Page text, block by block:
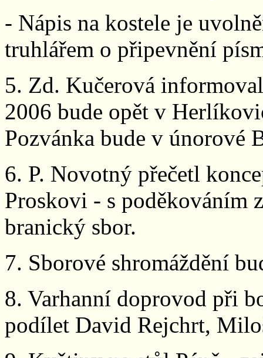
- Nápis na kostele je
truhlářem o připevnění
5. Zd. Kučerová
2006 bude opět v
Pozvánka bude v únorové
6. P. Novotný přečetl
Proskovi - s poděkováním
branický sbor.
7. Sborové shromáždění
8. Varhanní doprovod při
podílet David Rejchrt,